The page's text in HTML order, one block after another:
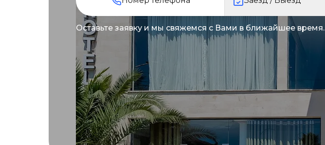
Оставьте заявку и мы свяжемся с Вами в ближайшее время.